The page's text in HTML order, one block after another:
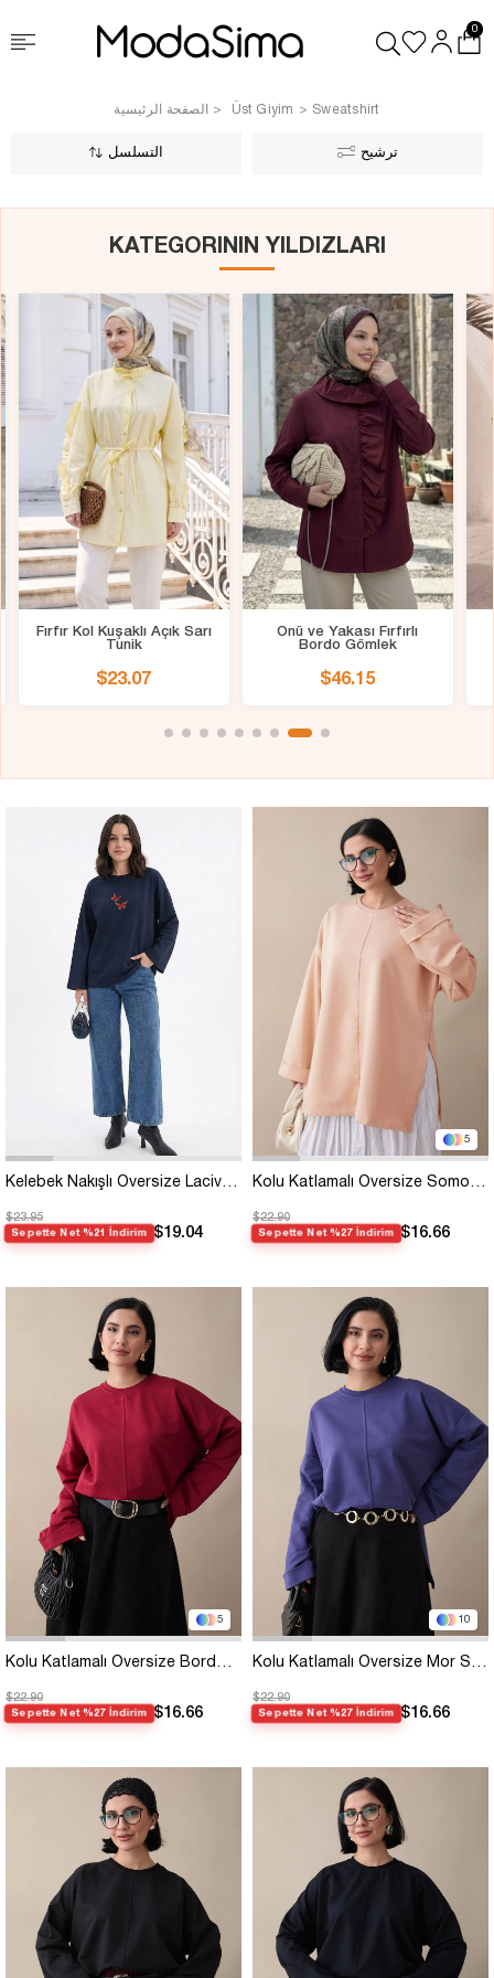
0
الصفحة الرئيسية Üst Giyim Sweatshirt
ترشيح التسلسل
KATEGORININ YILDIZLARI
Fırfır Kol Kuşaklı Açık Sarı
Tunik
$23.07
Önü ve Yakası Fırfırlı
Bordo Gömlek
$46.15
Kelebek Nakışlı Oversize Lacivert Sweat
$23.95
Sepette Net %21 İndirim $19.04
5
Kolu Katlamalı Oversize Somon Sweat
$22.90
Sepette Net %27 İndirim $16.66
5
Kolu Katlamalı Oversize Bordo Sweat
$22.90
Sepette Net %27 İndirim $16.66
10
Kolu Katlamalı Oversize Mor Sweat
$22.90
Sepette Net %27 İndirim $16.66